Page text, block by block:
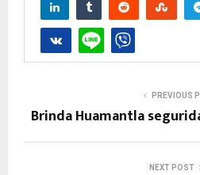
PREVIOUS
Brinda Huamantla
NEXT POST